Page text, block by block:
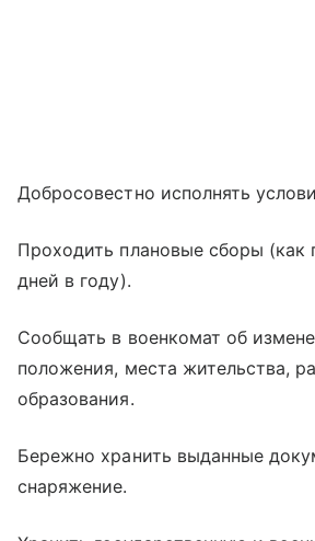
Добросовестно исполнять
Проходить плановые сборы (как
дней в году).
Сообщать в военкомат об
положения, места жительства,
образования.
Бережно хранить выданные
снаряжение.